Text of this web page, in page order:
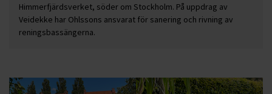
Himmerfjärdsverket, söder om Stockholm. På uppdrag av
Veidekke har Ohlssons ansvarat för sanering och rivning av
reningsbassängerna.